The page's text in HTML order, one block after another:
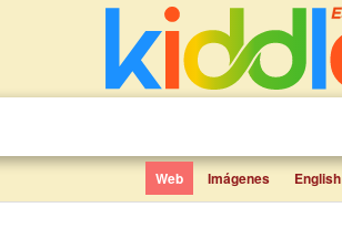
Web Imágenes English